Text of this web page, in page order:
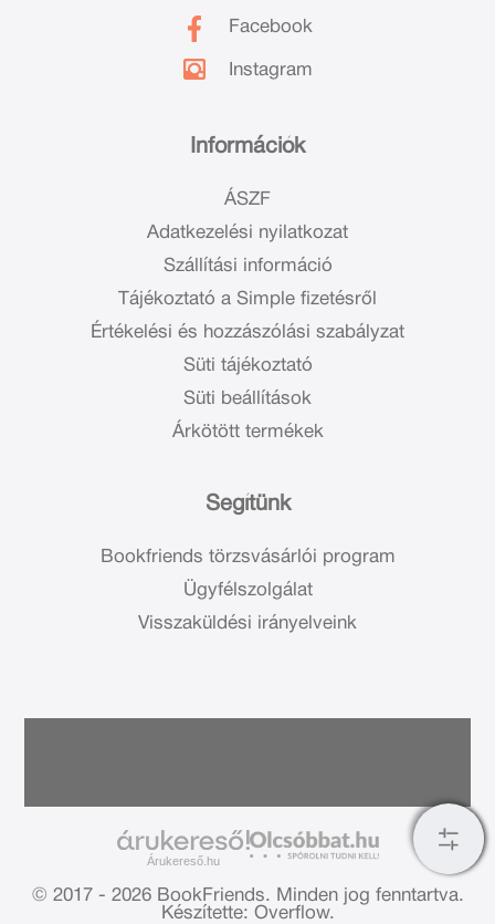
Információk
ÁSZF
Adatkezelési nyilatkozat
Szállítási információ
Tájékoztató a Simple fizetésről
Értékelési és hozzászólási szabályzat
Süti tájékoztató
Süti beállítások
Árkötött termékek
Segítünk
Bookfriends törzsvásárlói program
Ügyfélszolgálat
Visszaküldési irányelveink
Facebook
Instagram
Árukereső.hu
© 2017 - 2026 BookFriends. Minden jog fenntartva.
Készítette: Overflow.